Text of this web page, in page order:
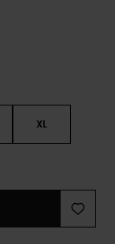
XL